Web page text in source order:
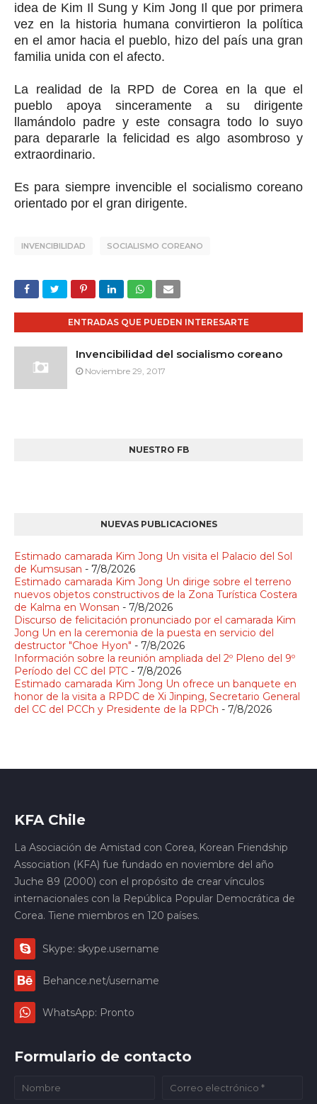
idea de Kim Il Sung y Kim Jong Il que por primera
vez en la historia humana convirtieron la política
en el amor hacia el pueblo, hizo del país una gran
familia unida con el afecto.
La realidad de la RPD de Corea en la que el
pueblo apoya sinceramente a su dirigente
llamándolo padre y este consagra todo lo suyo
para depararle la felicidad es algo asombroso y
extraordinario.
Es para siempre invencible el socialismo coreano
orientado por el gran dirigente.
INVENCIBILIDAD SOCIALISMO COREANO
ENTRADAS QUE PUEDEN INTERESARTE
Invencibilidad del socialismo coreano
Noviembre 29, 2017
NUESTRO FB
NUEVAS PUBLICACIONES
Estimado camarada Kim Jong Un visita el Palacio del Sol
de Kumsusan - 7/8/2026
Estimado camarada Kim Jong Un dirige sobre el terreno
nuevos objetos constructivos de la Zona Turística Costera
de Kalma en Wonsan - 7/8/2026
Discurso de felicitación pronunciado por el camarada Kim
Jong Un en la ceremonia de la puesta en servicio del
destructor "Choe Hyon" - 7/8/2026
Información sobre la reunión ampliada del 2º Pleno del 9º
Período del CC del PTC - 7/8/2026
Estimado camarada Kim Jong Un ofrece un banquete en
honor de la visita a RPDC de Xi Jinping, Secretario General
del CC del PCCh y Presidente de la RPCh - 7/8/2026
KFA Chile
La Asociación de Amistad con Corea, Korean Friendship
Association (KFA) fue fundado en noviembre del año
Juche 89 (2000) con el propósito de crear vínculos
internacionales con la República Popular Democrática de
Corea. Tiene miembros en 120 países.
Skype: skype.username
Behance.net/username
WhatsApp: Pronto
Formulario de contacto